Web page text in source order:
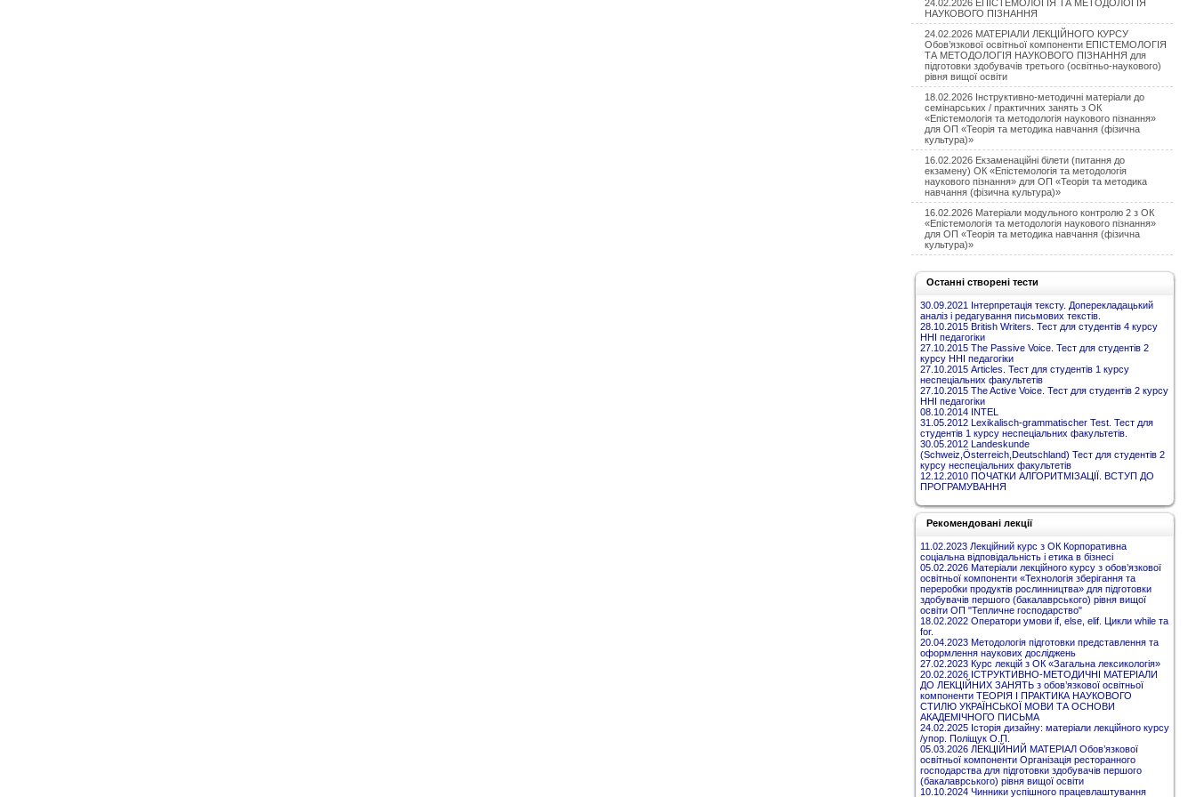
24.02.2026 ЕПІСТЕМОЛОГІЯ ТА МЕТОДОЛОГІЯ
НАУКОВОГО ПІЗНАННЯ
24.02.2026 МАТЕРІАЛИ ЛЕКЦІЙНОГО КУРСУ
Обов’язкової освітньої компоненти ЕПІСТЕМОЛОГІЯ
ТА МЕТОДОЛОГІЯ НАУКОВОГО ПІЗНАННЯ для
підготовки здобувачів третього (освітньо-наукового)
рівня вищої освіти
18.02.2026 Інструктивно-методичні матеріали до
семінарських / практичних занять з ОК
«Епістемологія та методологія наукового пізнання»
для ОП «Теорія та методика навчання (фізична
культура)»
16.02.2026 Екзаменаційні білети (питання до
екзамену) ОК «Епістемологія та методологія
наукового пізнання» для ОП «Теорія та методика
навчання (фізична культура)»
16.02.2026 Матеріали модульного контролю 2 з ОК
«Епістемологія та методологія наукового пізнання»
для ОП «Теорія та методика навчання (фізична
культура)»
Останні створені тести
30.09.2021 Інтерпретація тексту. Доперекладацький
аналіз і редагування письмових текстів.
28.10.2015 British Writers. Тест для студентів 4 курсу
ННІ педагогіки
27.10.2015 The Passive Voice. Тест для студентів 2
курсу ННІ педагогіки
27.10.2015 Articles. Тест для студентів 1 курсу
неспеціальних факультетів
27.10.2015 The Active Voice. Тест для студентів 2 курсу
ННІ педагогіки
08.10.2014 INTEL
31.05.2012 Lexikalisch-grammatischer Test. Тест для
студентів 1 курсу неспеціальних факультетів.
30.05.2012 Landeskunde
(Schweiz,Österreich,Deutschland) Тест для студентів 2
курсу неспеціальних факультетів
12.12.2010 ПОЧАТКИ АЛГОРИТМІЗАЦІЇ. ВСТУП ДО
ПРОГРАМУВАННЯ
Рекомендовані лекції
11.02.2023 Лекційний курс з ОК Корпоративна
соціальна відповідальність і етика в бізнесі
05.02.2026 Матеріали лекційного курсу з обов’язкової
освітньої компоненти «Технологія зберігання та
переробки продуктів рослинництва» для підготовки
здобувачів першого (бакалаврського) рівня вищої
освіти ОП "Тепличне господарство"
18.02.2022 Оператори умови if, else, elif. Цикли while та
for.
20.04.2023 Методологія підготовки представлення та
оформлення наукових досліджень
27.02.2023 Курс лекцій з ОК «Загальна лексикологія»
20.02.2026 ІСТРУКТИВНО-МЕТОДИЧНІ МАТЕРІАЛИ
ДО ЛЕКЦІЙНИХ ЗАНЯТЬ з обов’язкової освітньої
компоненти ТЕОРІЯ І ПРАКТИКА НАУКОВОГО
СТИЛЮ УКРАЇНСЬКОЇ МОВИ ТА ОСНОВИ
АКАДЕМІЧНОГО ПИСЬМА
24.02.2025 Історія дизайну: матеріали лекційного курсу
/упор. Поліщук О.П.
05.03.2026 ЛЕКЦІЙНИЙ МАТЕРІАЛ Обов’язкової
освітньої компоненти Організація ресторанного
господарства для підготовки здобувачів першого
(бакалаврського) рівня вищої освіти
10.10.2024 Чинники успішного працевлаштування